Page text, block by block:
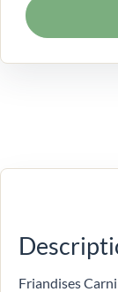
Friandises